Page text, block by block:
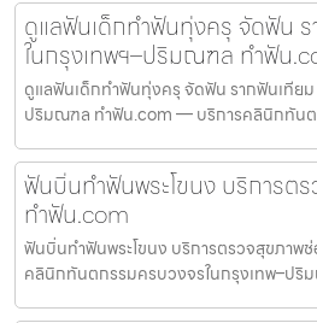
ดูแลฟันเด็กทำฟันทุ่งครุ จัดฟัน
ในกรุงเทพฯ–ปริมณฑล ทำฟัน
ดูแลฟันเด็กทำฟันทุ่งครุ จัดฟัน รากฟันเทีย
ปริมณฑล ทำฟัน.com — บริการคลินิกทันต
ฟันบิ่นทำฟันพระโขนง บริการต
ทำฟัน.com
ฟันบิ่นทำฟันพระโขนง บริการตรวจสุขภาพ
คลินิกทันตกรรมครบวงจรในกรุงเทพ–ปริ